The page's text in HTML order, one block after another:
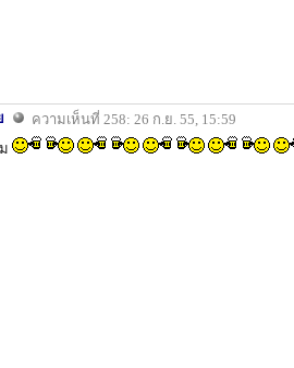
ความเห็นที่ 258: 26 ก.ย. 55, 15:59